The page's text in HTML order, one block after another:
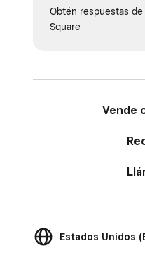
Obtén respuestas
Square
Vende
Estados Unidos